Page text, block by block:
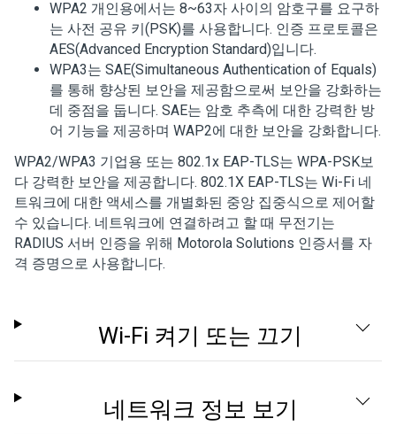
WPA2 개인용에서는 8~63자 사이의 암호구를 요구하
는 사전 공유 키(PSK)를 사용합니다. 인증 프로토콜은
AES(Advanced Encryption Standard)입니다.
WPA3는 SAE(Simultaneous Authentication of Equals)
를 통해 향상된 보안을 제공함으로써 보안을 강화하는
데 중점을 둡니다. SAE는 암호 추측에 대한 강력한 방
어 기능을 제공하며 WAP2에 대한 보안을 강화합니다.
WPA2/WPA3 기업용 또는 802.1x EAP-TLS는 WPA-PSK보
다 강력한 보안을 제공합니다. 802.1X EAP-TLS는 Wi-Fi 네
트워크에 대한 액세스를 개별화된 중앙 집중식으로 제어할
수 있습니다. 네트워크에 연결하려고 할 때 무전기는
RADIUS 서버 인증을 위해 Motorola Solutions 인증서를 자
격 증명으로 사용합니다.
Wi-Fi 켜기 또는 끄기
네트워크 정보 보기